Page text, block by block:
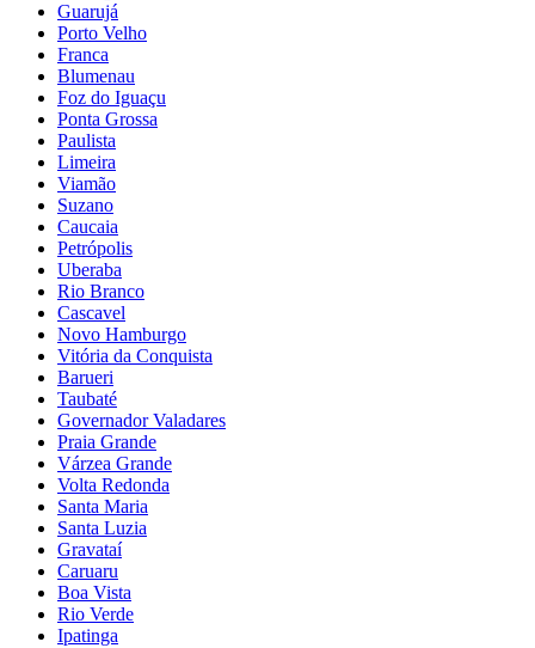
Guarujá
Porto Velho
Franca
Blumenau
Foz do Iguaçu
Ponta Grossa
Paulista
Limeira
Viamão
Suzano
Caucaia
Petrópolis
Uberaba
Rio Branco
Cascavel
Novo Hamburgo
Vitória da Conquista
Barueri
Taubaté
Governador Valadares
Praia Grande
Várzea Grande
Volta Redonda
Santa Maria
Santa Luzia
Gravataí
Caruaru
Boa Vista
Rio Verde
Ipatinga